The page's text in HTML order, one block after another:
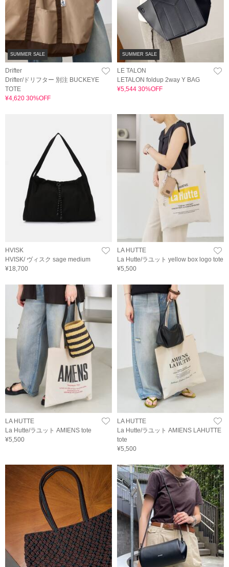
SUMMER SALE
Drifter
Drifter/ドリフター 別注 BUCKEYE
TOTE
¥4,620 30%OFF
SUMMER SALE
LE TALON
LETALON foldup 2way Y BAG
¥5,544 30%OFF
HVISK
HVISK/ ヴィスク sage medium
¥18,700
LA HUTTE
La Hutte/ラユット yellow box logo tote
¥5,500
LA HUTTE
La Hutte/ラユット AMIENS tote
¥5,500
LA HUTTE
La Hutte/ラユット AMIENS LAHUTTE
tote
¥5,500